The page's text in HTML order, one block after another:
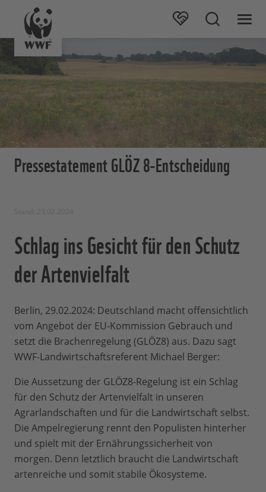
Pressestatement GLÖZ 8-Entscheidung
Schlag ins Gesicht für den Schutz
der Artenvielfalt
Berlin, 29.02.2024: Deutschland macht offensichtlich
vom Angebot der EU-Kommission Gebrauch und
setzt die Brachenregelung (GLÖZ8) aus. Dazu sagt
WWF-Landwirtschaftsreferent Michael Berger:
Die Aussetzung der GLÖZ8-Regelung ist ein Schlag
für den Schutz der Artenvielfalt in unseren
Agrarlandschaften und für die Landwirtschaft selbst.
Die Ampelregierung rennt den Populisten hinterher
und spielt mit der Ernährungssicherheit von
morgen. Denn letztlich braucht die Landwirtschaft
artenreiche und somit stabile Ökosysteme.